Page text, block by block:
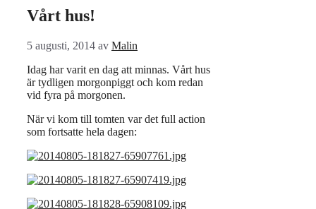
Vårt hus!
5 augusti, 2014 av Malin
Idag har varit en dag att minnas. Vårt hus
är tydligen morgonpiggt och kom redan
vid fyra på morgonen.
När vi kom till tomten var det full action
som fortsatte hela dagen: